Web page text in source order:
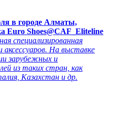
в городе Алматы,
Euro Shoes@CAF_Eliteline
специализированная
На выставке
зарубежных и
из таких стран, как
Казахстан и др.